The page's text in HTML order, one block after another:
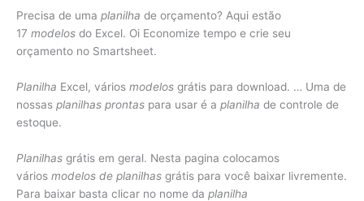
Precisa de uma planilha de orçamento? Aqui estão
17 modelos do Excel. Oi Economize tempo e crie seu
orçamento no Smartsheet.
Planilha Excel, vários modelos grátis para download. … Uma de
nossas planilhas prontas para usar é a planilha de controle de
estoque.
Planilhas grátis em geral. Nesta pagina colocamos
vários modelos de planilhas grátis para você baixar livremente.
Para baixar basta clicar no nome da planilha